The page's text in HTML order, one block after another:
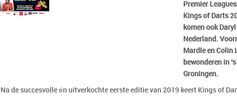
Premier
Kings of Darts
komen ook
Nederland.
Mardle en Colin
bewonderen in
Groningen.
Na de succesvolle én uitverkochte eerste editie van 2019 keert Kings of